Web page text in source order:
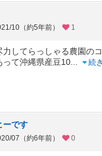
10（約5年前） 1
してらっしゃる農園の
って沖縄県産豆10
続
ーです
07（約6年前） 0